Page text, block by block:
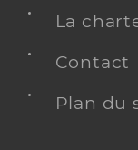
La
Contact
Plan du